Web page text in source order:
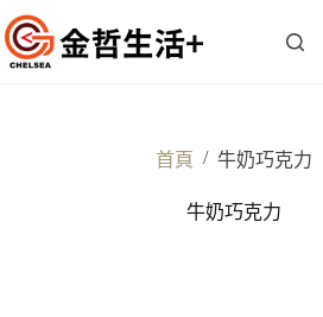
跳
至
主
首頁 / 牛奶巧克力
牛奶巧克力